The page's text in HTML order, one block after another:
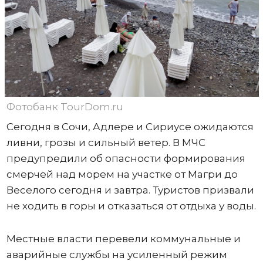
Фотобанк TourDom.ru
Сегодня в Сочи, Адлере и Сириусе ожидаются
ливни, грозы и сильный ветер. В МЧС
предупредили об опасности формирования
смерчей над морем на участке от Магри до
Веселого сегодня и завтра. Туристов призвали
не ходить в горы и отказаться от отдыха у воды.
Местные власти перевели коммунальные и
аварийные службы на усиленный режим